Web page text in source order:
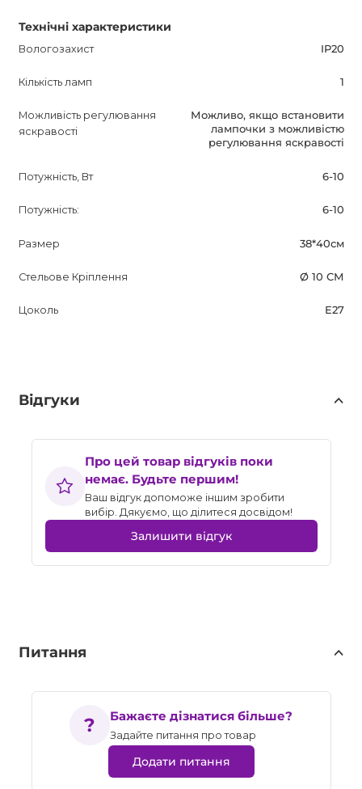
Технічні характеристики
Вологозахист IP20
Кількість ламп 1
Можливість регулювання
яскравості
Можливо, якщо встановити
лампочки з можливістю
регулювання яскравості
Потужність, Вт 6-10
Потужність: 6-10
Размер 38*40см
Стельове Кріплення Ø 10 СМ
Цоколь E27
Відгуки
Про цей товар відгуків поки
немає. Будьте першим!
Ваш відгук допоможе іншим зробити
вибір. Дякуємо, що ділитеся досвідом!
Залишити відгук
Питання
Бажаєте дізнатися більше?
Задайте питання про товар
Додати питання